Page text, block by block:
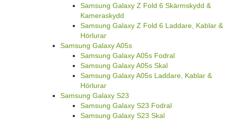
Samsung Galaxy Z Fold 6 Skärmskydd &
Kameraskydd
Samsung Galaxy Z Fold 6 Laddare, Kablar &
Hörlurar
Samsung Galaxy A05s
Samsung Galaxy A05s Fodral
Samsung Galaxy A05s Skal
Samsung Galaxy A05s Laddare, Kablar &
Hörlurar
Samsung Galaxy S23
Samsung Galaxy S23 Fodral
Samsung Galaxy S23 Skal